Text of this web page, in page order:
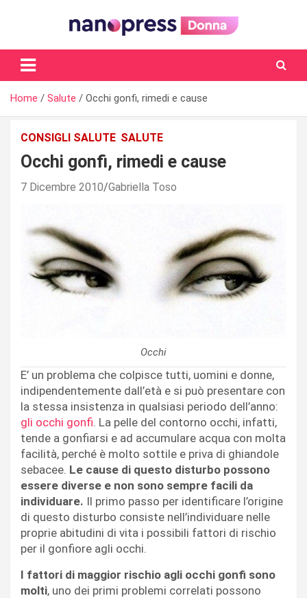
Il magazine femminile di Nanopress.it
Home Salute Occhi gonfi, rimedi e cause
CONSIGLI SALUTE SALUTE
Occhi gonfi, rimedi e cause
7 Dicembre 2010 Gabriella Toso
Occhi
E’ un problema che colpisce tutti, uomini e donne,
indipendentemente dall’età e si può presentare con
la stessa insistenza in qualsiasi periodo dell’anno:
gli occhi gonfi. La pelle del contorno occhi, infatti,
tende a gonfiarsi e ad accumulare acqua con molta
facilità, perché è molto sottile e priva di ghiandole
sebacee. Le cause di questo disturbo possono
essere diverse e non sono sempre facili da
individuare. Il primo passo per identificare l’origine
di questo disturbo consiste nell’individuare nelle
proprie abitudini di vita i possibili fattori di rischio
per il gonfiore agli occhi.
I fattori di maggior rischio agli occhi gonfi sono
molti, uno dei primi problemi correlati possono